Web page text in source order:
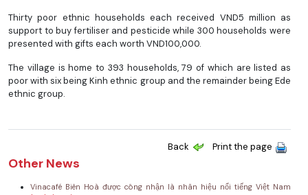
Thirty poor ethnic households each received VND5 million as
support to buy fertiliser and pesticide while 300 households were
presented with gifts each worth VND100,000.
The village is home to 393 households, 79 of which are listed as
poor with six being Kinh ethnic group and the remainder being Ede
ethnic group.
Back Print the page
Other News
Vinacafé Biên Hoà được công nhận là nhãn hiệu nổi tiếng Việt Nam